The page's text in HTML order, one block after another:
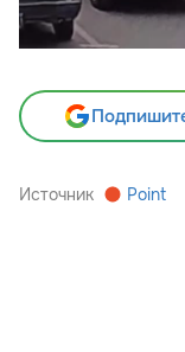
Источник Point